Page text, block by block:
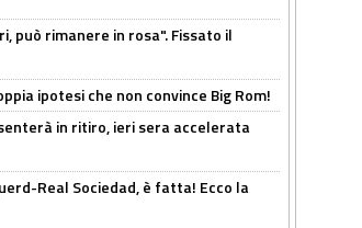
può rimanere in rosa". Fissato il
ipotesi che non convince Big Rom!
in ritiro, ieri sera accelerata
Real Sociedad, è fatta! Ecco la